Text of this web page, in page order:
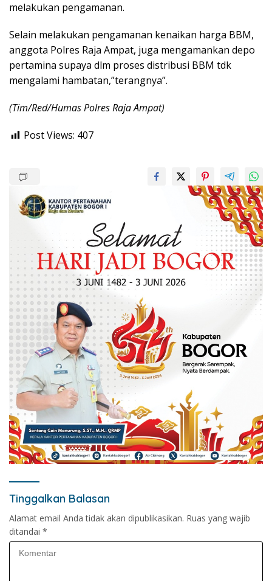
melakukan pengamanan.
Selain melakukan pengamanan kenaikan harga BBM,
anggota Polres Raja Ampat, juga mengamankan depo
pertamina supaya dlm proses distribusi BBM tdk
mengalami hambatan,”terangnya”.
(Tim/Red/Humas Polres Raja Ampat)
Post Views: 407
Tinggalkan Balasan
Alamat email Anda tidak akan dipublikasikan. Ruas yang wajib
ditandai *